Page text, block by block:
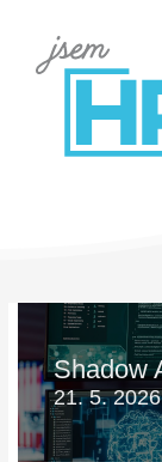
Shadow
21. 5. 2026